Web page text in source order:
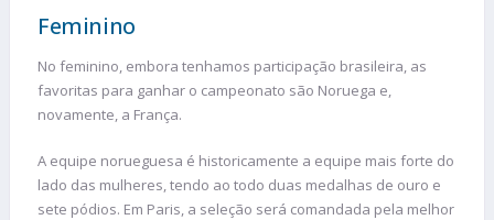
Feminino
No feminino, embora tenhamos participação brasileira, as
favoritas para ganhar o campeonato são Noruega e,
novamente, a França.
A equipe norueguesa é historicamente a equipe mais forte do
lado das mulheres, tendo ao todo duas medalhas de ouro e
sete pódios. Em Paris, a seleção será comandada pela melhor